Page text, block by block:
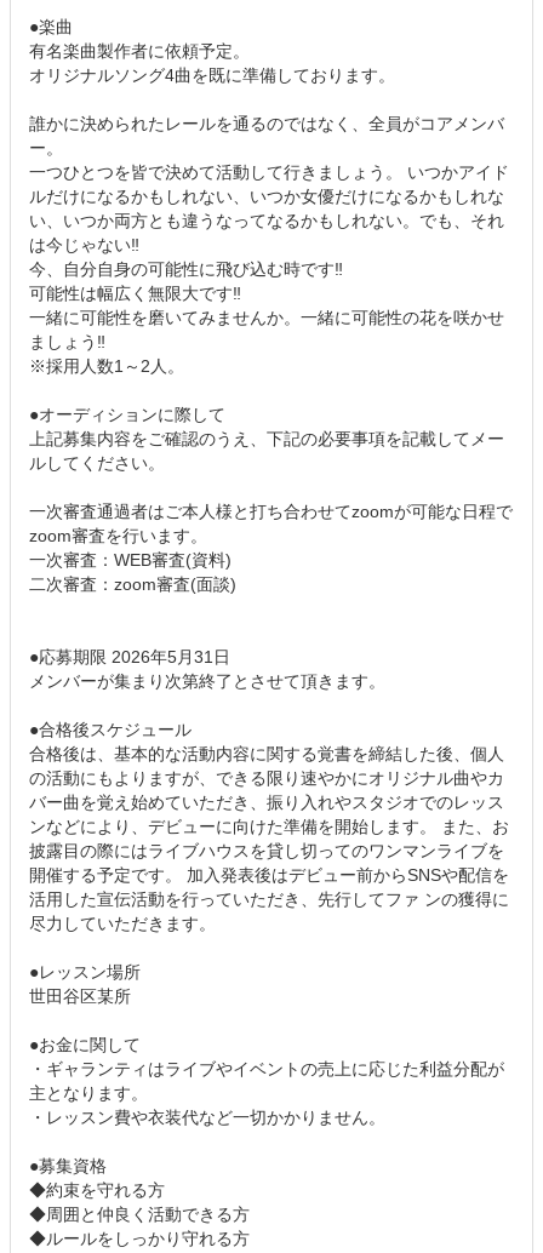
●楽曲
有名楽曲製作者に依頼予定。
オリジナルソング4曲を既に準備しております。
誰かに決められたレールを通るのではなく、全員がコアメンバ
ー。
一つひとつを皆で決めて活動して行きましょう。 いつかアイド
ルだけになるかもしれない、いつか女優だけになるかもしれな
い、いつか両方とも違うなってなるかもしれない。でも、それ
は今じゃない‼
今、自分自身の可能性に飛び込む時です‼
可能性は幅広く無限大です‼
一緒に可能性を磨いてみませんか。一緒に可能性の花を咲かせ
ましょう‼
※採用人数1～2人。
●オーディションに際して
上記募集内容をご確認のうえ、下記の必要事項を記載してメー
ルしてください。
一次審査通過者はご本人様と打ち合わせてzoomが可能な日程で
zoom審査を行います。
一次審査：WEB審査(資料)
二次審査：zoom審査(面談)
●応募期限 2026年5月31日
メンバーが集まり次第終了とさせて頂きます。
●合格後スケジュール
合格後は、基本的な活動内容に関する覚書を締結した後、個人
の活動にもよりますが、できる限り速やかにオリジナル曲やカ
バー曲を覚え始めていただき、振り入れやスタジオでのレッス
ンなどにより、デビューに向けた準備を開始します。 また、お
披露目の際にはライブハウスを貸し切ってのワンマンライブを
開催する予定です。 加入発表後はデビュー前からSNSや配信を
活用した宣伝活動を行っていただき、先行してファ ンの獲得に
尽力していただきます。
●レッスン場所
世田谷区某所
●お金に関して
・ギャランティはライブやイベントの売上に応じた利益分配が
主となります。
・レッスン費や衣装代など一切かかりません。
●募集資格
◆約束を守れる方
◆周囲と仲良く活動できる方
◆ルールをしっかり守れる方